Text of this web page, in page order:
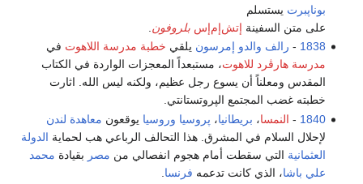
بوناپبرت يستسلم
على متن السفينة إتش‌إم‌إسبلروفون
1838
- رالف والدو إمرسون يلقي خطبة مدرسة اللاهوت في
مدرسة هارڤرد للاهوت، مستبعداً المعجزات الواردة في الكتاب
المقدس ومعلناً أن يسوع رجل عظيم، ولكنه ليس الله. اثارت
خطبته غضب المجتمع الپروتستانتي.
1840
- النمسا، بريطانيا، پروسيا وروسيا يوقعون معاهدة لندن
لإحلال السلام في المشرق. هذا التحالف الرباعي هب لحماية الدولة
العثمانية التي سقطت أمام هجوم انفصالي من مصر بقيادة محمد
علي باشا، الذي كانت تدعمه فرنسا